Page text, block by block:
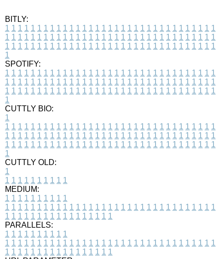
BITLY:
1 1 1 1 1 1 1 1 1 1 1 1 1 1 1 1 1 1 1 1 1 1 1 1 1 1 1 1 1 1 1 1 1
1 1 1 1 1 1 1 1 1 1 1 1 1 1 1 1 1 1 1 1 1 1 1 1 1 1 1 1 1 1 1 1 1
1 1 1 1 1 1 1 1 1 1 1 1 1 1 1 1 1 1 1 1 1 1 1 1 1 1 1 1 1 1 1 1 1
1
SPOTIFY:
1 1 1 1 1 1 1 1 1 1 1 1 1 1 1 1 1 1 1 1 1 1 1 1 1 1 1 1 1 1 1 1 1
1 1 1 1 1 1 1 1 1 1 1 1 1 1 1 1 1 1 1 1 1 1 1 1 1 1 1 1 1 1 1 1 1
1 1 1 1 1 1 1 1 1 1 1 1 1 1 1 1 1 1 1 1 1 1 1 1 1 1 1 1 1 1 1 1 1
1
CUTTLY BIO:
1
1 1 1 1 1 1 1 1 1 1 1 1 1 1 1 1 1 1 1 1 1 1 1 1 1 1 1 1 1 1 1 1 1
1 1 1 1 1 1 1 1 1 1 1 1 1 1 1 1 1 1 1 1 1 1 1 1 1 1 1 1 1 1 1 1 1
1 1 1 1 1 1 1 1 1 1 1 1 1 1 1 1 1 1 1 1 1 1 1 1 1 1 1 1 1 1 1 1 1
1
CUTTLY OLD:
1
1 1 1 1 1 1 1 1 1 1
MEDIUM:
1 1 1 1 1 1 1 1 1 1
1 1 1 1 1 1 1 1 1 1 1 1 1 1 1 1 1 1 1 1 1 1 1 1 1 1 1 1 1 1 1 1 1
1 1 1 1 1 1 1 1 1 1 1 1 1 1 1 1 1
PARALLELS:
1 1 1 1 1 1 1 1 1 1
1 1 1 1 1 1 1 1 1 1 1 1 1 1 1 1 1 1 1 1 1 1 1 1 1 1 1 1 1 1 1 1 1
1 1 1 1 1 1 1 1 1 1 1 1 1 1 1 1 1